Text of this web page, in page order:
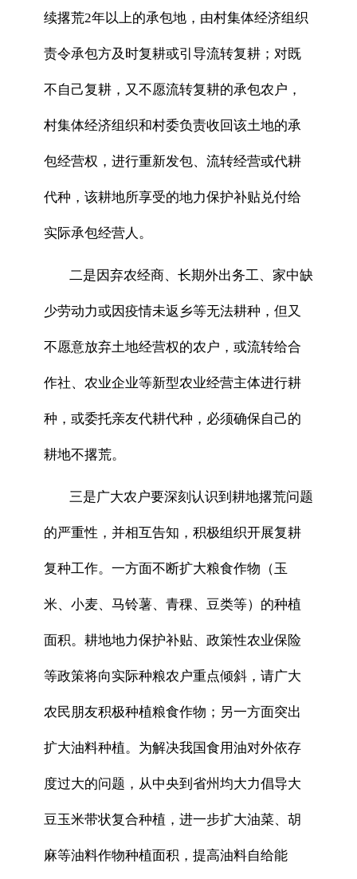
续撂荒2年以上的承包地，由村集体经济组织
责令承包方及时复耕或引导流转复耕；对既
不自己复耕，又不愿流转复耕的承包农户，
村集体经济组织和村委负责收回该土地的承
包经营权，进行重新发包、流转经营或代耕
代种，该耕地所享受的地力保护补贴兑付给
实际承包经营人。
二是因弃农经商、长期外出务工、家中缺
少劳动力或因疫情未返乡等无法耕种，但又
不愿意放弃土地经营权的农户，或流转给合
作社、农业企业等新型农业经营主体进行耕
种，或委托亲友代耕代种，必须确保自己的
耕地不撂荒。
三是广大农户要深刻认识到耕地撂荒问题
的严重性，并相互告知，积极组织开展复耕
复种工作。一方面不断扩大粮食作物（玉
米、小麦、马铃薯、青稞、豆类等）的种植
面积。耕地地力保护补贴、政策性农业保险
等政策将向实际种粮农户重点倾斜，请广大
农民朋友积极种植粮食作物；另一方面突出
扩大油料种植。为解决我国食用油对外依存
度过大的问题，从中央到省州均大力倡导大
豆玉米带状复合种植，进一步扩大油菜、胡
麻等油料作物种植面积，提高油料自给能